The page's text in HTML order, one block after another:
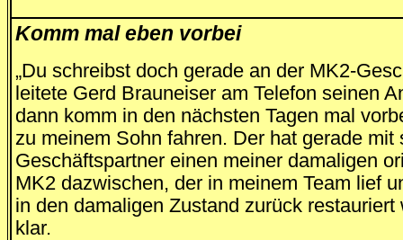
Komm mal eben vorbei
„Du schreibst doch gerade an der MK2-
leitete Gerd Brauneiser am Telefon seinen
dann komm in den nächsten Tagen mal
zu meinem Sohn fahren. Der hat gerade mit
Geschäftspartner einen meiner damaligen
MK2 dazwischen, der in meinem Team lief
in den damaligen Zustand zurück restauriert
klar.